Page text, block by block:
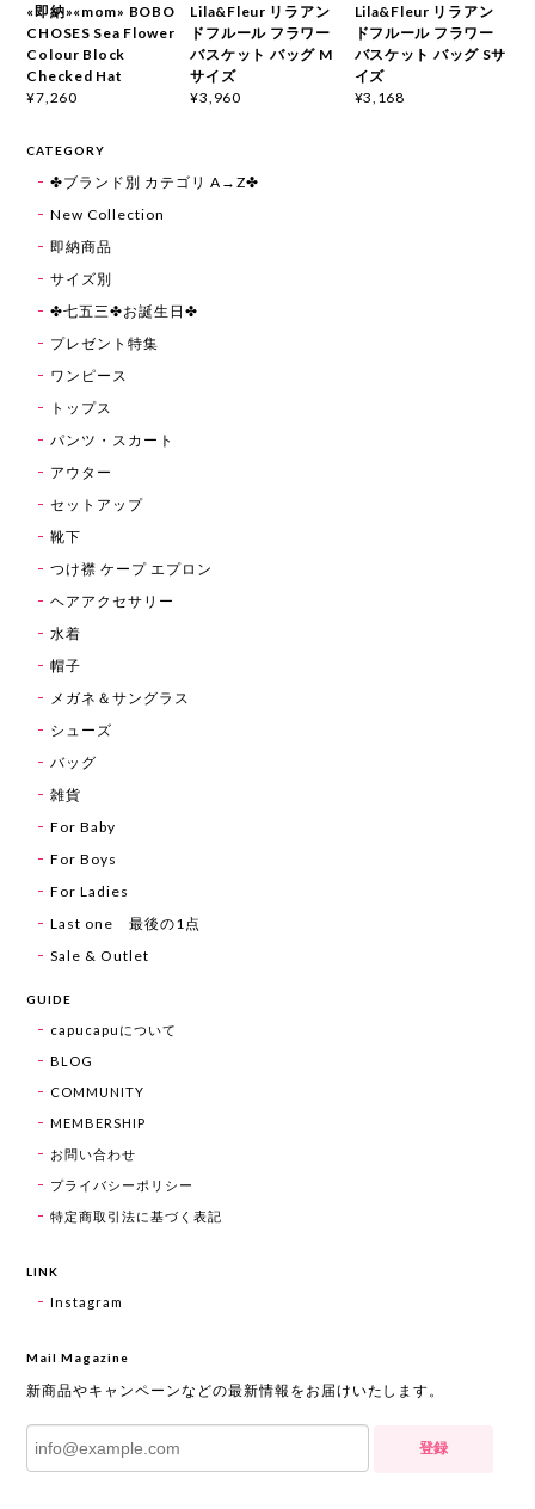
«即納»«mom» BOBO
CHOSES Sea Flower
Colour Block
Checked Hat
¥7,260
Lila&Fleur リラアン
ドフルール フラワー
バスケット バッグ M
サイズ
¥3,960
Lila&Fleur リラアン
ドフルール フラワー
バスケット バッグ Sサ
イズ
¥3,168
CATEGORY
✤ブランド別 カテゴリ A→Z✤
New Collection
即納商品
サイズ別
✤七五三✤お誕生日✤
プレゼント特集
ワンピース
トップス
パンツ・スカート
アウター
セットアップ
靴下
つけ襟 ケープ エプロン
ヘアアクセサリー
水着
帽子
メガネ＆サングラス
シューズ
バッグ
雑貨
For Baby
For Boys
For Ladies
Last one 最後の1点
Sale & Outlet
GUIDE
capucapuについて
BLOG
COMMUNITY
MEMBERSHIP
お問い合わせ
プライバシーポリシー
特定商取引法に基づく表記
LINK
Instagram
Mail Magazine
新商品やキャンペーンなどの最新情報をお届けいたします。
登録